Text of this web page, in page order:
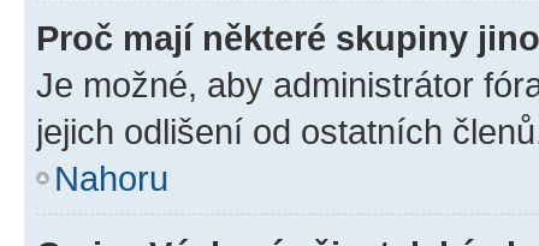
Proč mají některé skupiny
Je možné, aby administrátor
jejich odlišení od ostatních
Nahoru